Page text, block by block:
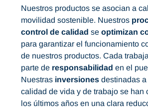
Nuestros productos se asocian a
movilidad sostenible. Nuestros
control de calidad se optimizan
para garantizar el funcionamiento
de nuestros productos. Cada
parte de responsabilidad en el
Nuestras inversiones destinadas
calidad de vida y de trabajo se han
los últimos años en una clara